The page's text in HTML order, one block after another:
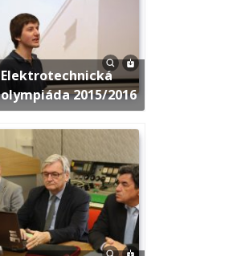
Elektrotechnická
olympiáda 2015/2016